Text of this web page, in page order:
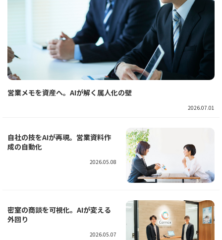
営業メモを資産へ。AIが解く属人化の壁
2026.07.01
自社の技をAIが再現。営業資料作
成の自動化
2026.05.08
密室の商談を可視化。AIが変える
外回り
2026.05.07